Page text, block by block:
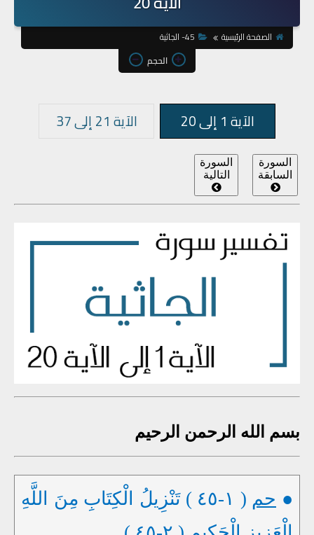
الصفحة الرئيسية
45- الجاثية
الحجم
الآية 1 إلى 20 الآية 21 إلى 37
السورة
السابقة
السورة
التالية
بسم الله الرحمن الرحيم
● حم ( ١-٤٥ ) تَنْزِيلُ الْكِتَابِ مِنَ اللَّهِ